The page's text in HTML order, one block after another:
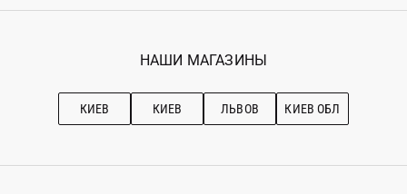
Гарантия
Ostriv Club+
Наши магазини
Рекомендации по уходу
НАШИ МАГАЗИНЫ
КИЕВ КИЕВ ЛЬВОВ КИЕВ ОБЛ